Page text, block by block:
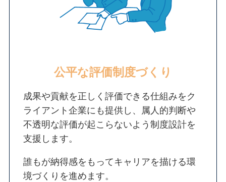
公平な評価制度づくり
成果や貢献を正しく評価できる仕組みをク
ライアント企業にも提供し、属人的判断や
不透明な評価が起こらないよう制度設計を
支援します。
誰もが納得感をもってキャリアを描ける環
境づくりを進めます。